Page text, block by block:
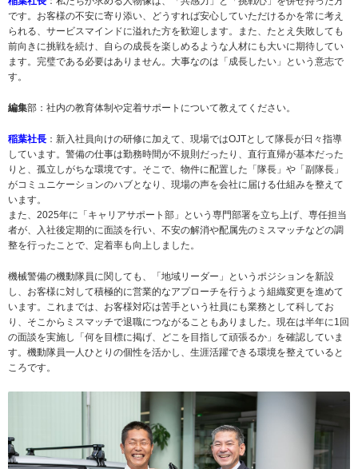
です。お客様の不安に寄り添い、どうすれば安心していただけるかを常に考え
られる、サービスマインドに溢れた方を歓迎します。また、たとえ失敗しても
前向きに挑戦を続け、自らの成長を楽しめるような人材にも大いに期待してい
ます。完璧である必要はありません。大事なのは「成長したい」という意志で
す。
編集部：社内の教育体制や定着サポートについて教えてください。
稲葉社長 ：新入社員向けの研修に加えて、現場ではOJTとして隊長が日々指導
しています。警備の仕事は勤務時間が不規則だったり、直行直帰が基本だった
りと、孤立しがちな環境です。そこで、物件に配置した「隊長」や「副隊長」
がコミュニケーションのハブとなり、現場の声を会社に届ける仕組みを整えて
います。
また、2025年に「キャリアサポート部」という専門部署を立ち上げ、専任担当
者が、入社後定期的に面談を行い、不安の解消や配属先のミスマッチなどの調
整を行ったことで、定着率も向上しました。
機械警備の機動隊員に関しても、「地域リーダー」というポジションを新設
し、お客様に対して積極的に営業的なアプローチを行うよう組織変更を進めて
います。これまでは、お客様対応は苦手という社員にも業務として科してお
り、そこからミスマッチで退職につながることもありました。現在は半年に1回
の面談を実施し「何を目標に掲げ、どこを目指して頑張るか」を確認していま
す。機動隊員一人ひとりの個性を活かし、生涯活躍できる環境を整えていると
ころです。